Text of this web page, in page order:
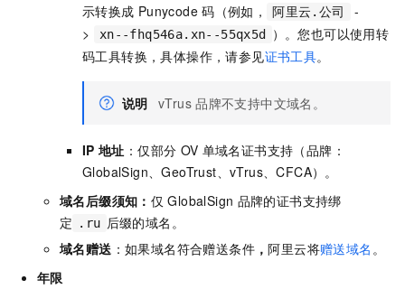
示转换成 Punycode 码（例如， 阿里云.公司
-
>
xn--fhq546a.xn--55qx5d
）。您也可以使用转
码工具转换，具体操作，请参见证书工具。
说明 vTrus 品牌不支持中文域名。
IP 地址 ：仅部分 OV 单域名证书支持（品牌：
GlobalSign、GeoTrust、vTrus、CFCA）。
域名后缀须知： 仅 GlobalSign 品牌的证书支持绑
定
.ru 后缀的域名。
域名赠送 ：如果域名符合赠送条件 ，阿里云将赠送域名 。
年限